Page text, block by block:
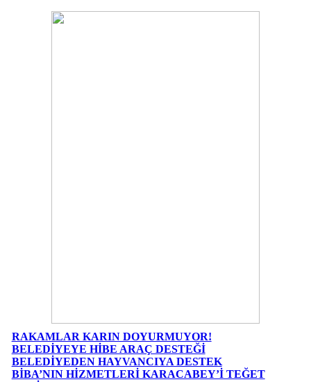
RAKAMLAR KARIN DOYURMUYOR!
BELEDİYEYE HİBE ARAÇ DESTEĞİ
BELEDİYEDEN HAYVANCIYA DESTEK
BİBA’NIN HİZMETLERİ KARACABEY’İ TEĞET